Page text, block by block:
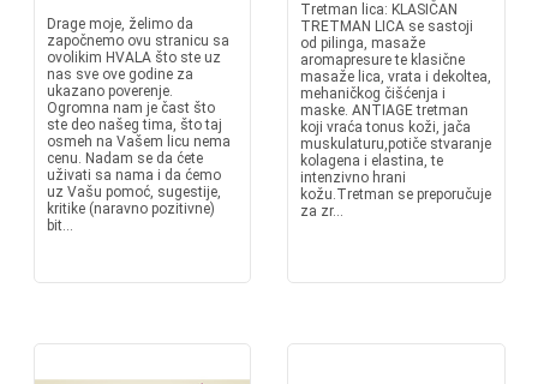
Drage moje, želimo da
započnemo ovu stranicu sa
ovolikim HVALA što ste uz
nas sve ove godine za
ukazano poverenje.
Ogromna nam je čast što
ste deo našeg tima, što taj
osmeh na Vašem licu nema
cenu. Nadam se da ćete
uživati sa nama i da ćemo
uz Vašu pomoć, sugestije,
kritike (naravno pozitivne)
bit...
Tretman lica: KLASIČAN
TRETMAN LICA se sastoji
od pilinga, masaže
aromapresure te klasične
masaže lica, vrata i dekoltea,
mehaničkog čišćenja i
maske. ANTIAGE tretman
koji vraća tonus koži, jača
muskulaturu,potiče stvaranje
kolagena i elastina, te
intenzivno hrani
kožu.Tretman se preporučuje
za zr...